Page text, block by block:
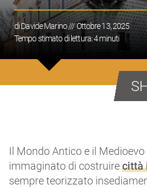
diDavide Marino/// Ottobre 13, 2025
Tempo stimato di lettura:4minuti
Il Mondo Antico e il
immaginato di costruirecittà
sempre teorizzato